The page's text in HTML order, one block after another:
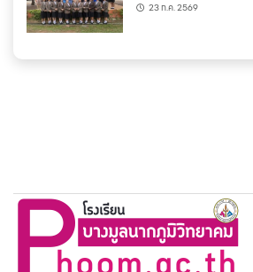
23 ก.ค. 2569